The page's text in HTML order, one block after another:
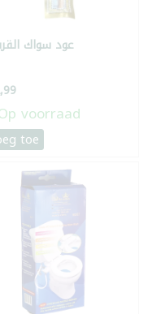
عود سواك
voorraad
toe